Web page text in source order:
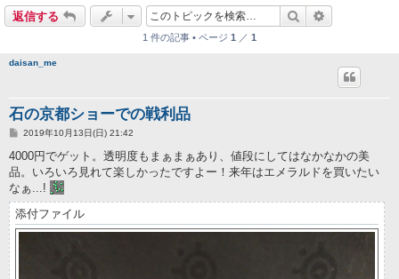
返信する 検索
1 件の記事 • ページ 1 ／ 1
daisan_me
石の京都ショーでの戦利品
投
記
2019年10月13日(日) 21:42
4000円でゲット。透明度もまぁまぁあり、値段にしてはなかなかの美
品。いろいろ見れて楽しかったですよー！来年はエメラルドを買いたい
なぁ...!
添付ファイル